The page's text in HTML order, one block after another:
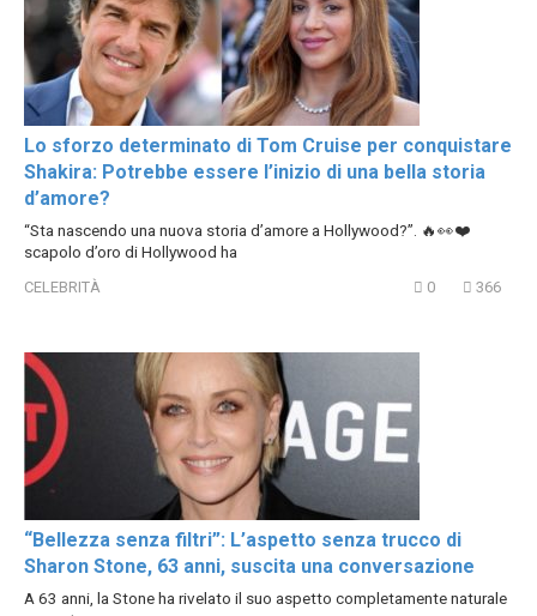
Lo sforzo determinato di Tom Cruise per conquistare
Shakira: Potrebbe essere l’inizio di una bella storia
d’amore?
“Sta nascendo una nuova storia d’amore a Hollywood?”. 🔥👀❤️
scapolo d’oro di Hollywood ha
CELEBRITÀ 0 366
“Bellezza senza filtri”: L’aspetto senza trucco di
Sharon Stone, 63 anni, suscita una conversazione
A 63 anni, la Stone ha rivelato il suo aspetto completamente naturale